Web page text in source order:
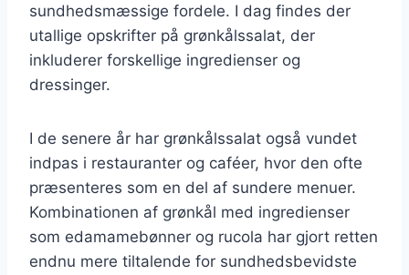
sundhedsmæssige fordele. I dag findes der
utallige opskrifter på grønkålssalat, der
inkluderer forskellige ingredienser og
dressinger.
I de senere år har grønkålssalat også vundet
indpas i restauranter og caféer, hvor den ofte
præsenteres som en del af sundere menuer.
Kombinationen af grønkål med ingredienser
som edamamebønner og rucola har gjort retten
endnu mere tiltalende for sundhedsbevidste